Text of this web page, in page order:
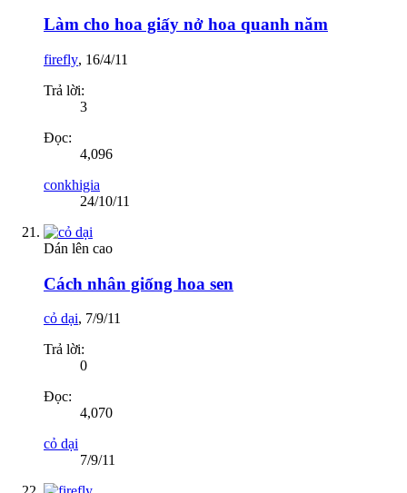
Làm cho hoa giấy nở hoa quanh năm
firefly, 16/4/11
Trả lời:
3
Đọc:
4,096
conkhigia
24/10/11
Dán lên cao
Cách nhân giống hoa sen
cỏ dại, 7/9/11
Trả lời:
0
Đọc:
4,070
cỏ dại
7/9/11